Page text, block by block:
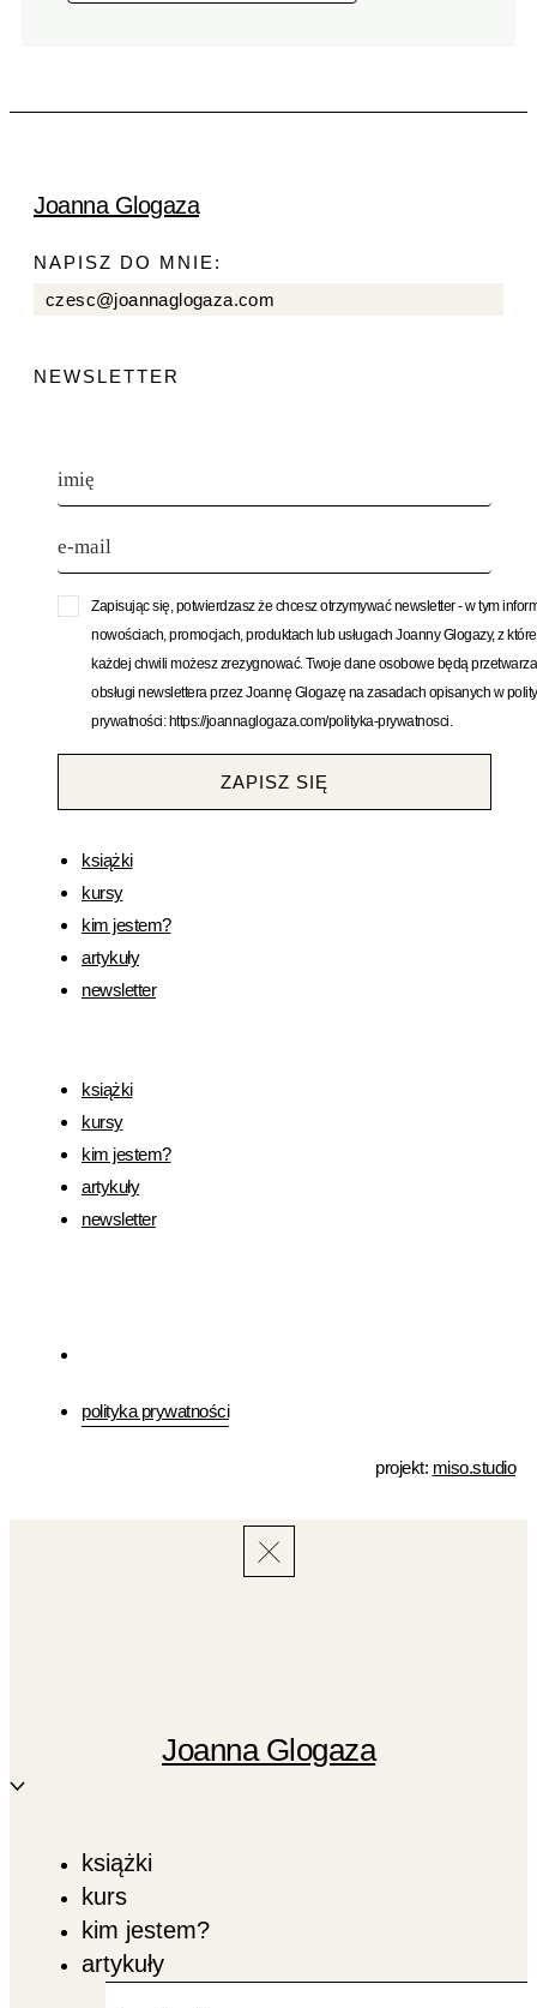
Joanna Glogaza
NAPISZ DO MNIE:
czesc@joannaglogaza.com
NEWSLETTER
Zapisując się, potwierdzasz że chcesz otrzymywać newsletter - w tym
nowościach, promocjach, produktach lub usługach Joanny Glogazy, z
każdej chwili możesz zrezygnować. Twoje dane osobowe będą
obsługi newslettera przez Joannę Glogazę na zasadach opisanych w
prywatności: https://joannaglogaza.com/polityka-prywatnosci.
ZAPISZ SIĘ
książki
kursy
kim jestem?
artykuły
newsletter
książki
kursy
kim jestem?
artykuły
newsletter
polityka prywatności
projekt: miso.studio
Joanna Glogaza
książki
kurs
kim jestem?
artykuły